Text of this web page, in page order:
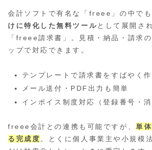
会計ソフトで有名な「freee」の中でも
けに特化した無料ツールとして展開さ
「freee請求書」。見積・納品・請求
ップで対応できます。
テンプレートで請求書をすばやく
メール送付・PDF出力も簡単
インボイス制度対応（登録番号・消
freee会計との連携も可能ですが、単
る完成度。とくに個人事業主や小規模